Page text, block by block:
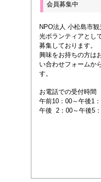
会員募集中
NPO法人 小松島市
光ボランティアとし
募集しております。
興味をお持ちの方は
い合わせフォームか
す。
お電話での受付時間
午前10：00～午後1
午後 2：00～午後5